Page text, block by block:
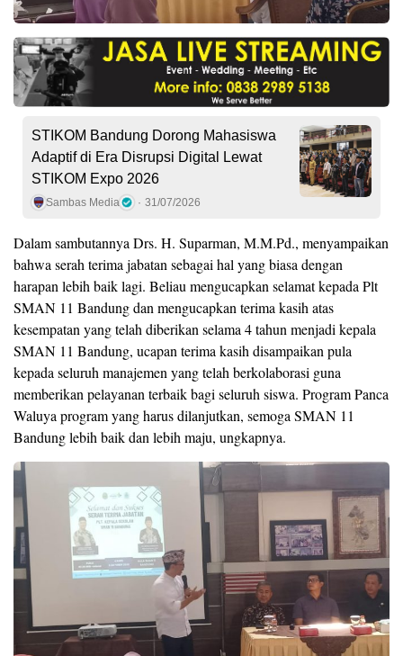
STIKOM Bandung Dorong Mahasiswa
Adaptif di Era Disrupsi Digital Lewat
STIKOM Expo 2026
Sambas Media 31/07/2026
Dalam sambutannya Drs. H. Suparman, M.M.Pd., menyampaikan
bahwa serah terima jabatan sebagai hal yang biasa dengan
harapan lebih baik lagi. Beliau mengucapkan selamat kepada Plt
SMAN 11 Bandung dan mengucapkan terima kasih atas
kesempatan yang telah diberikan selama 4 tahun menjadi kepala
SMAN 11 Bandung, ucapan terima kasih disampaikan pula
kepada seluruh manajemen yang telah berkolaborasi guna
memberikan pelayanan terbaik bagi seluruh siswa. Program Panca
Waluya program yang harus dilanjutkan, semoga SMAN 11
Bandung lebih baik dan lebih maju, ungkapnya.